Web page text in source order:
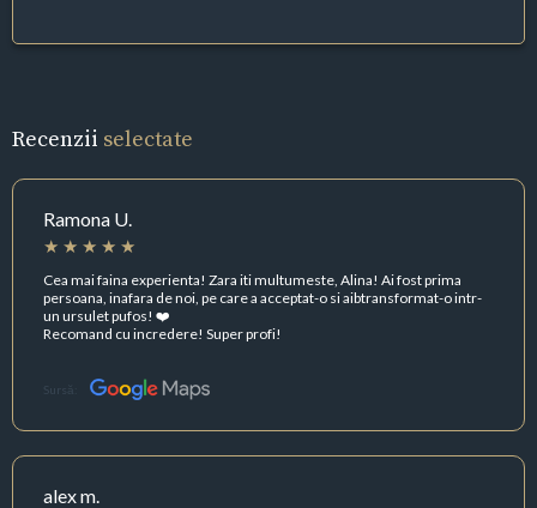
Recenzii selectate
Ramona U.
Cea mai faina experienta! Zara iti multumeste, Alina! Ai fost prima
persoana, inafara de noi, pe care a acceptat-o si aibtransformat-o intr-
un ursulet pufos! ❤️
Recomand cu incredere! Super profi!
Sursă:
alex m.